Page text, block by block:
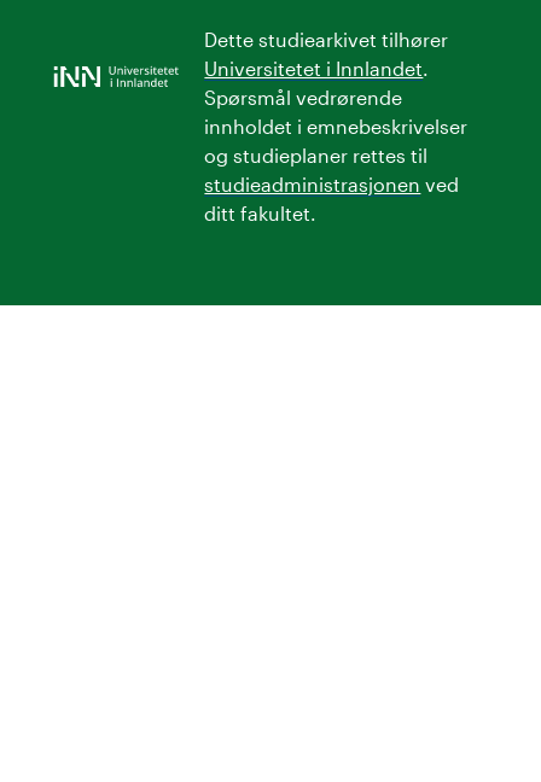
Dette studiearkivet tilhører
Universitetet i Innlandet.
Spørsmål vedrørende
innholdet i emnebeskrivelser
og studieplaner rettes til
studieadministrasjonen ved
ditt fakultet.